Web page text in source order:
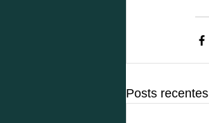
Posts recentes